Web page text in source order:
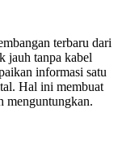
terbaru dari
jauh tanpa kabel
informasi satu
Hal ini membuat
menguntungkan.